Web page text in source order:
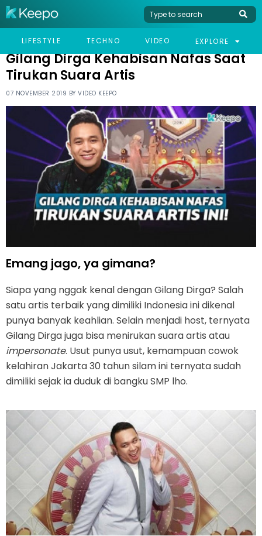
LIFESTYLE TECHNO VIDEO EXPLORE
HOME CELEB GILANG DIRGA KEHABISAN NAFAS SAAT TIRUKAN SUARA ARTIS
Gilang Dirga Kehabisan Nafas Saat
Tirukan Suara Artis
07 NOVEMBER 2019 BY VIDEO KEEPO
Emang jago, ya gimana?
Siapa yang nggak kenal dengan Gilang Dirga? Salah
satu artis terbaik yang dimiliki Indonesia ini dikenal
punya banyak keahlian. Selain menjadi host, ternyata
Gilang Dirga juga bisa menirukan suara artis atau
impersonate. Usut punya usut, kemampuan cowok
kelahiran Jakarta 30 tahun silam ini ternyata sudah
dimiliki sejak ia duduk di bangku SMP lho.